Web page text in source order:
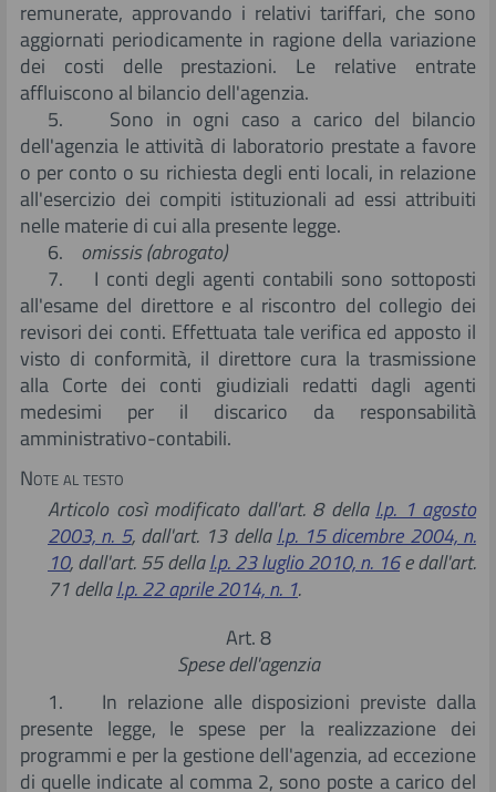
remunerate, approvando i relativi tariffari, che sono
aggiornati periodicamente in ragione della variazione
dei costi delle prestazioni. Le relative entrate
affluiscono al bilancio dell'agenzia.
5. Sono in ogni caso a carico del bilancio
dell'agenzia le attività di laboratorio prestate a favore
o per conto o su richiesta degli enti locali, in relazione
all'esercizio dei compiti istituzionali ad essi attribuiti
nelle materie di cui alla presente legge.
6. omissis (abrogato)
7. I conti degli agenti contabili sono sottoposti
all'esame del direttore e al riscontro del collegio dei
revisori dei conti. Effettuata tale verifica ed apposto il
visto di conformità, il direttore cura la trasmissione
alla Corte dei conti giudiziali redatti dagli agenti
medesimi per il discarico da responsabilità
amministrativo-contabili.
Note al testo
Articolo così modificato dall'art. 8 della l.p. 1 agosto
2003, n. 5, dall'art. 13 dellal.p. 15 dicembre 2004, n.
10, dall'art. 55 dellal.p. 23 luglio 2010, n. 16e dall'art.
71 dellal.p. 22 aprile 2014, n. 1.
Art. 8
Spese dell'agenzia
1. In relazione alle disposizioni previste dalla
presente legge, le spese per la realizzazione dei
programmi e per la gestione dell'agenzia, ad eccezione
di quelle indicate al comma 2, sono poste a carico del